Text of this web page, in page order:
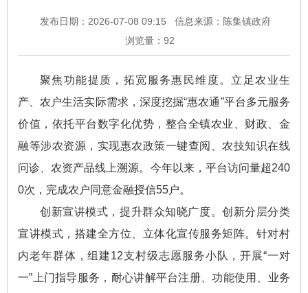
发布日期：2026-07-08 09:15
信息来源：陈集镇政府
浏览量： 92
聚焦功能提质，拓宽服务惠民维度。立足农业生
产、农户生活实际需求，深度挖掘“惠农通”平台多元服务
价值，依托平台数字化优势，整合全镇农业、财政、金
融等涉农资源，实现惠农政策一键查阅、农技知识在线
问诊、农资产品线上溯源。今年以来，平台访问量超240
0次，完成农户同意金融授信55户。
创新宣讲模式，提升群众知晓广度。创新分层分类
宣讲模式，搭建全方位、立体化宣传服务矩阵。针对村
内老年群体，组建12支村级志愿服务小队，开展“一对
一”上门指导服务，耐心讲解平台注册、功能使用、业务